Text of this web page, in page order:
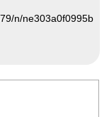
n/ne303a0f0995b